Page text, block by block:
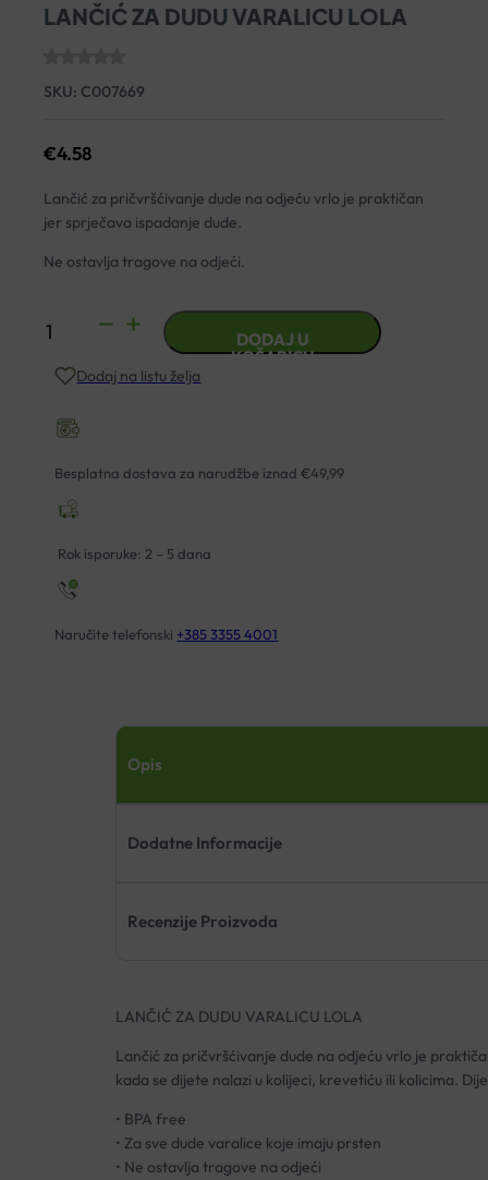
LANČIĆ ZA DUDU VARALICU LOLA
SKU: C007669
€4.58
Lančić za pričvršćivanje dude na odjeću vrlo je praktičan
jer sprječava ispadanje dude.
Ne ostavlja tragove na odjeći.
LANČIĆ
DUDU
LOLA
količina
DODAJ U
KOŠARICU
Dodaj na listu želja
Besplatna dostava za narudžbe iznad €49,99
Rok isporuke: 2 – 5 dana
Naručite telefonski +385 3355 4001
Opis
Dodatne Informacije
Recenzije Proizvoda
LANČIĆ ZA DUDU VARALICU LOLA
Lančić za pričvršćivanje dude na odjeću vrlo je
kada se dijete nalazi u kolijeci, krevetiću ili kolicima.
• BPA free
• Za sve dude varalice koje imaju prsten
• Ne ostavlja tragove na odjeći